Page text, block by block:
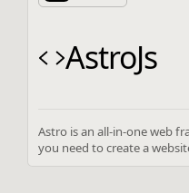
AstroJs
Astro is an all-in-one web
you need to create a